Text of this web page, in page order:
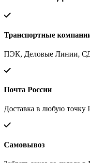
Транспортные
ПЭК, Деловые Линии,
Почта России
Доставка в любую точку
Самовывоз